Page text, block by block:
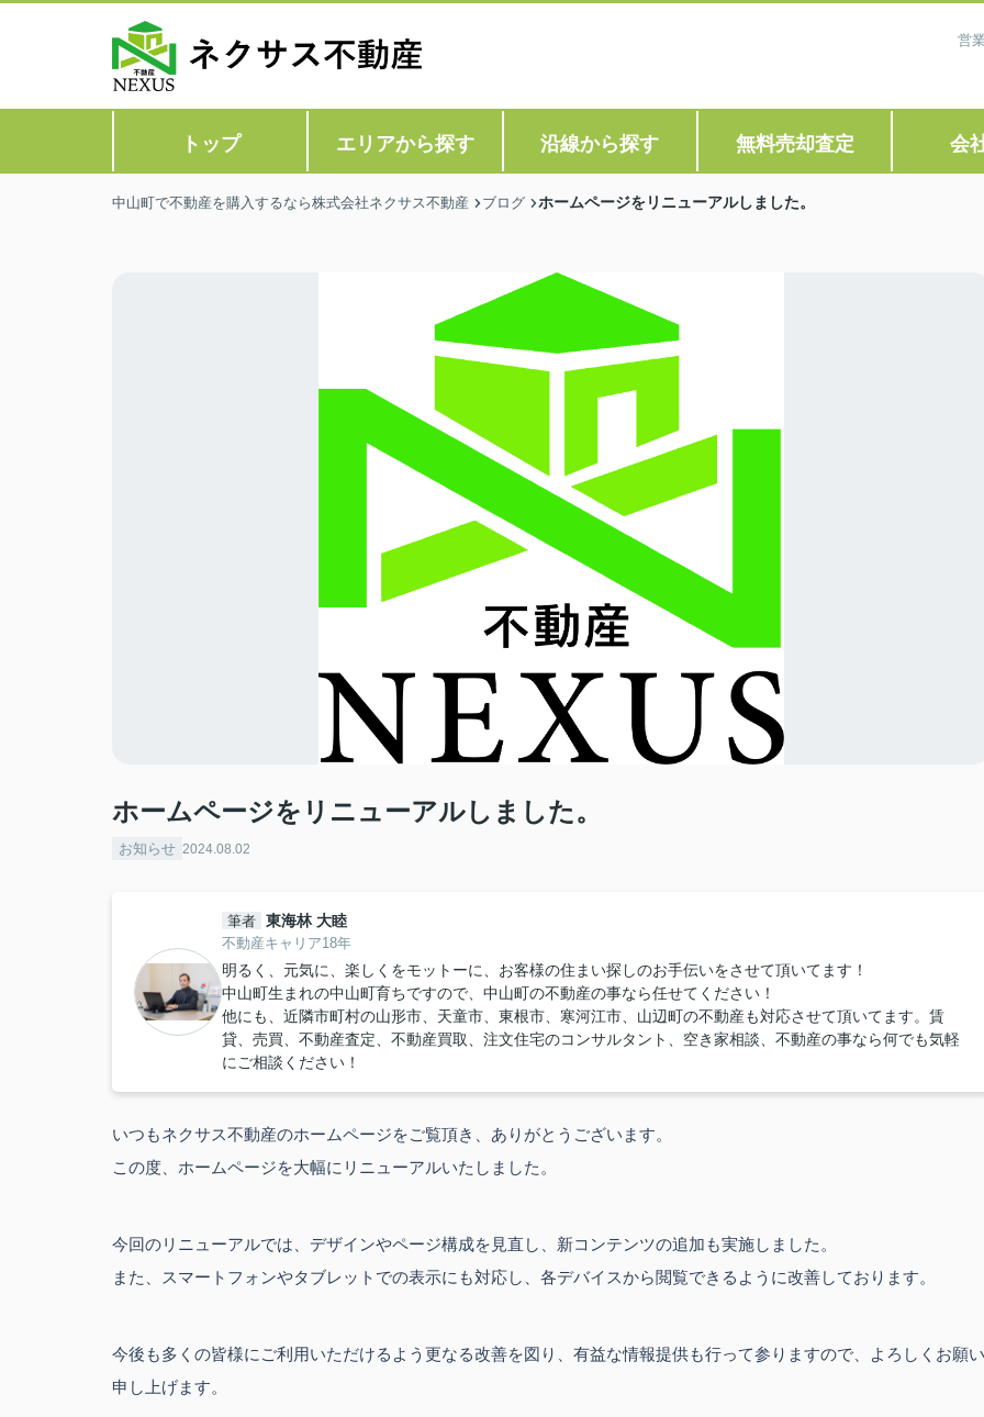
営
トップ エリアから探す 沿線から探す 無料売却査定 会
中山町で不動産を購入するなら株式会社ネクサス不動産 ブログ ホームページをリニューアルしました。
ホームページをリニューアルしました。
お知らせ 2024.08.02
筆者 東海林 大睦
不動産キャリア18年
明るく、元気に、楽しくをモットーに、お客様の住まい探しのお手伝いをさせて頂いてます！
中山町生まれの中山町育ちですので、中山町の不動産の事なら任せてください！
他にも、近隣市町村の山形市、天童市、東根市、寒河江市、山辺町の不動産も対応させて頂いてます。賃
貸、売買、不動産査定、不動産買取、注文住宅のコンサルタント、空き家相談、不動産の事なら何でも気軽
にご相談ください！
いつもネクサス不動産のホームページをご覧頂き、ありがとうございます。
この度、ホームページを大幅にリニューアルいたしました。
今回のリニューアルでは、デザインやページ構成を見直し、新コンテンツの追加も実施しました。
また、スマートフォンやタブレットでの表示にも対応し、各デバイスから閲覧できるように改善しております。
今後も多くの皆様にご利用いただけるよう更なる改善を図り、有益な情報提供も行って参りますので、よろしくお願い
申し上げます。